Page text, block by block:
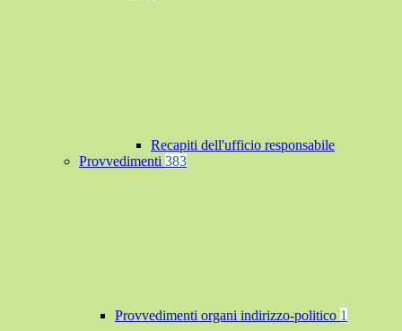
Recapiti dell'ufficio responsabile
Provvedimenti 383
Provvedimenti organi indirizzo-politico 1